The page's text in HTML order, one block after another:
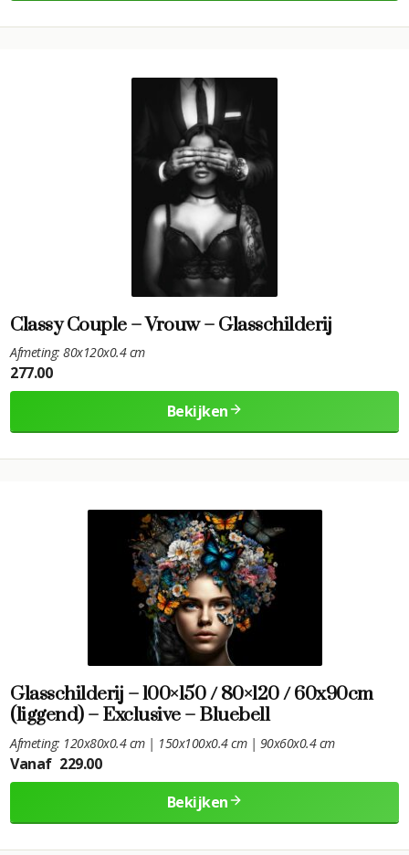
Classy Couple – Vrouw – Glasschilderij
Afmeting: 80x120x0.4 cm
277.00
Bekijken
Glasschilderij – 100×150 / 80×120 / 60x90cm
(liggend) – Exclusive – Bluebell
Afmeting: 120x80x0.4 cm | 150x100x0.4 cm | 90x60x0.4 cm
Vanaf 229.00
Bekijken